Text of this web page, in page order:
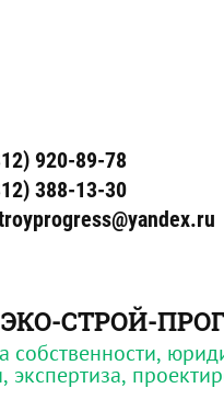
СТРОЙ-
собственности,
экспертиза,
920-89-78
388-13-30